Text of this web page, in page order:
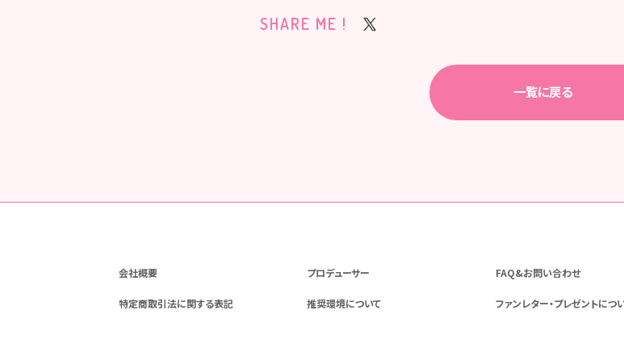
SHARE ME !
一覧に戻る
会社概要 プロデューサー FAQ&お問い合わせ
特定商取引法に関する表記 推奨環境について ファンレター・プレゼントにつ